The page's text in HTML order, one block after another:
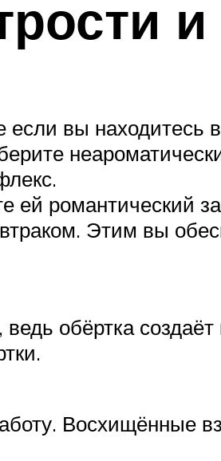
вы находитесь
ей романтический
Этим вы
обёртка создаёт
Восхищённые